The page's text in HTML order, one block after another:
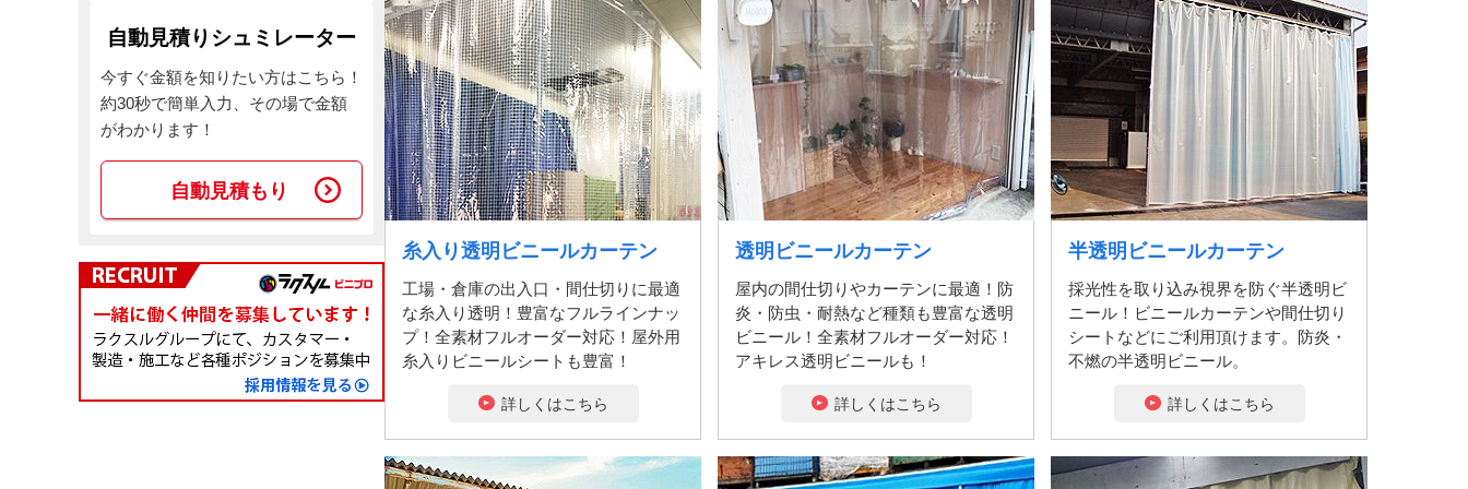
糸入り透明ビニールカーテン
工場・倉庫の出入口・間仕切りに最適
な糸入り透明！豊富なフルラインナッ
プ！全素材フルオーダー対応！屋外用
糸入りビニールシートも豊富！
詳しくはこちら
透明ビニールカーテン
屋内の間仕切りやカーテンに最適！防
炎・防虫・耐熱など種類も豊富な透明
ビニール！全素材フルオーダー対応！
アキレス透明ビニールも！
詳しくはこちら
半透明ビニールカーテン
採光性を取り込み視界を防ぐ半透明ビ
ニール！ビニールカーテンや間仕切り
シートなどにご利用頂けます。防炎・
不燃の半透明ビニール。
詳しくはこちら
自動見積りシュミレーター
今すぐ金額を知りたい方はこちら！
約30秒で簡単入力、その場で金額
がわかります！
自動見積もり